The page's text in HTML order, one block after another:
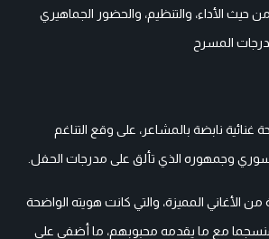
الأداء، والتنظيم، والحضور الجماهيري
المسرح
غنائية نابضة بالمشاعر، على وقع التناغم
وجمهوره الذي تألق على مدرجات الحفل.
الأغاني المميزة، والتي كانت هويته الواضحة
مع ما يقدمه محبوبهم، ما أضفى على